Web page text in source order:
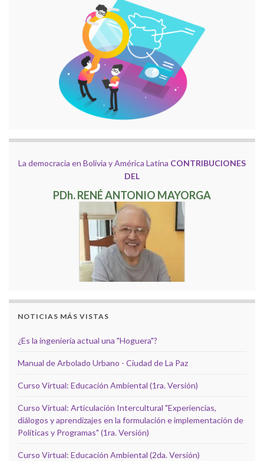
La democracia en Bolivia y América Latina CONTRIBUCIONES
DEL
PDh. RENÉ ANTONIO MAYORGA
NOTICIAS MÁS VISTAS
¿Es la ingeniería actual una "Hoguera"?
Manual de Arbolado Urbano - Ciudad de La Paz
Curso Virtual: Educación Ambiental (1ra. Versión)
Curso Virtual: Articulación Intercultural "Experiencias,
diálogos y aprendizajes en la formulación e implementación de
Políticas y Programas" (1ra. Versión)
Curso Virtual: Educación Ambiental (2da. Versión)